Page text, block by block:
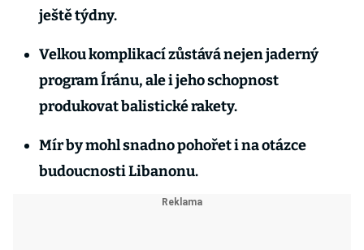
ještě týdny.
Velkou komplikací zůstává nejen jaderný
program Íránu, ale i jeho schopnost
produkovat balistické rakety.
Mír by mohl snadno pohořet i na otázce
budoucnosti Libanonu.